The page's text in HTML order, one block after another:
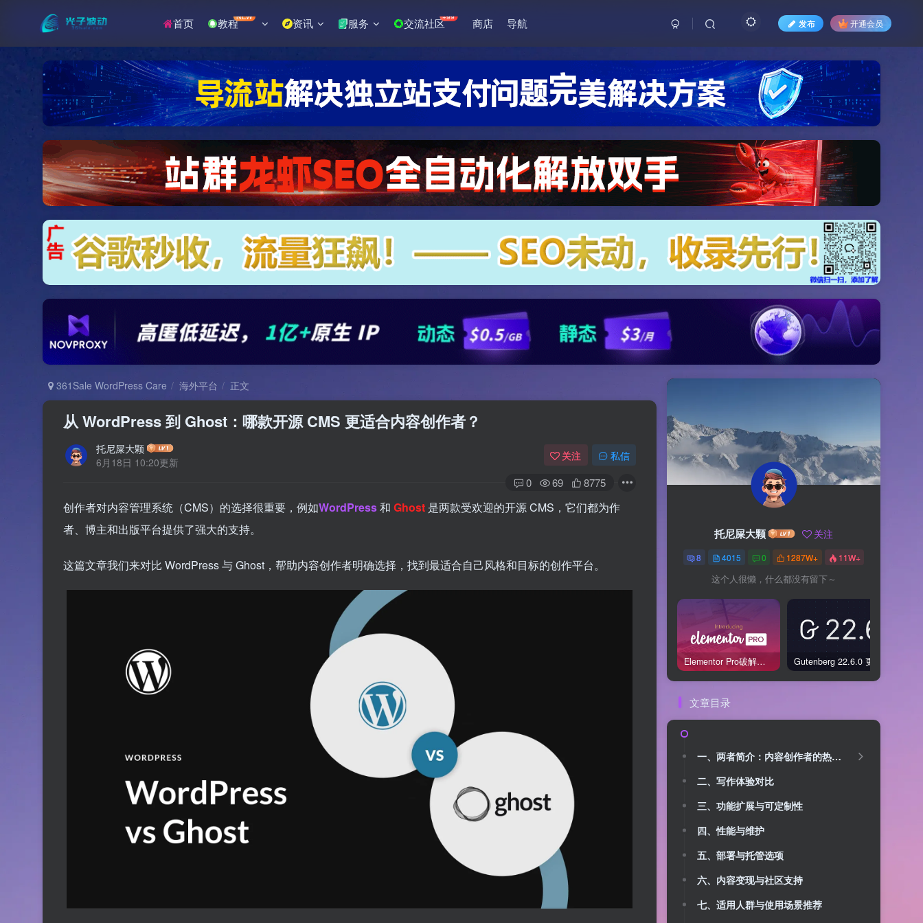
首页 教程NEW 资讯 服务 交流社区+99 商店 导航 发布 开通会员
361Sale WordPress Care 海外平台 正文
从 WordPress 到 Ghost：哪款开源 CMS 更适合内容创作者？
托尼屎大颗
6月18日 10:20更新
关注 私信
0 69 8775
创作者对内容管理系统（CMS）的选择很重要，例如WordPress和 Ghost 是两款受欢迎的开源 CMS，它们都为作
者、博主和出版平台提供了强大的支持。
这篇文章我们来对比 WordPress 与 Ghost，帮助内容创作者明确选择，找到最适合自己风格和目标的创作平台。
托尼屎大颗 关注
8 4015 0 1287W+ 11W+
这个人很懒，什么都没有留下～
Elementor Pro破解版还能用吗？2026年常见风险与后果盘点
文章目录
一、两者简介：内容创作者的热门之选
二、写作体验对比
三、功能扩展与可定制性
四、性能与维护
五、部署与托管选项
六、内容变现与社区支持
七、适用人群与使用场景推荐